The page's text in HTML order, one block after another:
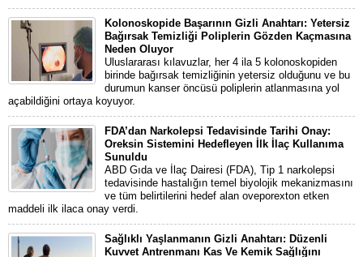
Kolonoskopide Başarının Gizli Anahtarı: Yetersiz
Bağırsak Temizliği Poliplerin Gözden Kaçmasına
Neden Oluyor
Uluslararası kılavuzlar, her 4 ila 5 kolonoskopiden
birinde bağırsak temizliğinin yetersiz olduğunu ve bu
durumun kanser öncüsü poliplerin atlanmasına yol
açabildiğini ortaya koyuyor.
FDA’dan Narkolepsi Tedavisinde Tarihi Onay:
Oreksin Sistemini Hedefleyen İlk İlaç Kullanıma
Sunuldu
ABD Gıda ve İlaç Dairesi (FDA), Tip 1 narkolepsi
tedavisinde hastalığın temel biyolojik mekanizmasını
ve tüm belirtilerini hedef alan oveporexton etken
maddeli ilk ilaca onay verdi.
Sağlıklı Yaşlanmanın Gizli Anahtarı: Düzenli
Kuvvet Antrenmanı Kas Ve Kemik Sağlığını